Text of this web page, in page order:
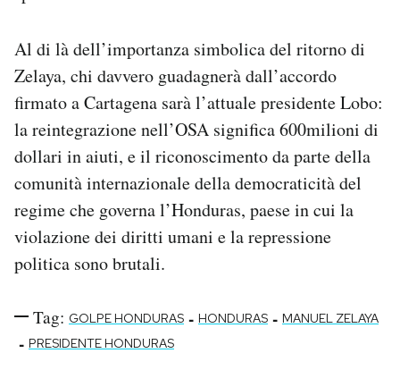
Al di là dell’importanza simbolica del ritorno di
Zelaya, chi davvero guadagnerà dall’accordo
firmato a Cartagena sarà l’attuale presidente Lobo:
la reintegrazione nell’OSA significa 600milioni di
dollari in aiuti, e il riconoscimento da parte della
comunità internazionale della democraticità del
regime che governa l’Honduras, paese in cui la
violazione dei diritti umani e la repressione
politica sono brutali.
Tag: GOLPE HONDURAS - HONDURAS - MANUEL ZELAYA
- PRESIDENTE HONDURAS